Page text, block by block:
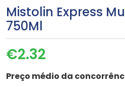
Mistolin Express
750Ml
€2.32
Preço médio da